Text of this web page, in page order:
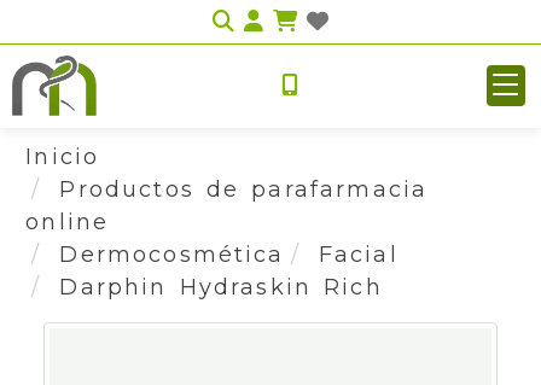
Identifícate
Inicio
Productos de parafarmacia
online
Dermocosmética
Facial
Darphin Hydraskin Rich